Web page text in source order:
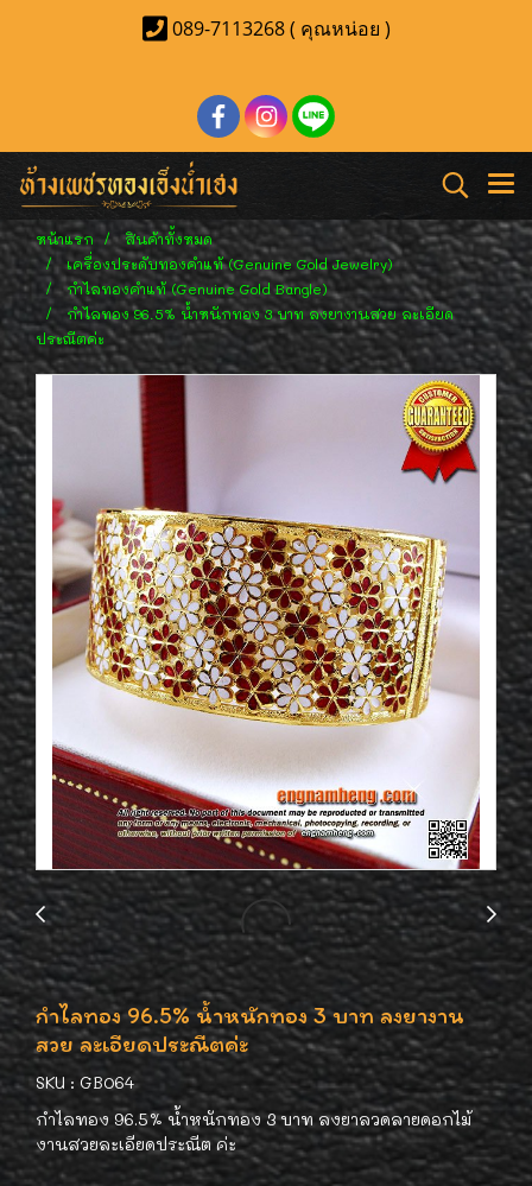
089-7113268 ( คุณหน่อย )
หน้าแรก
สินค้าทั้งหมด
เครื่องประดับทองคำแท้ (Genuine Gold Jewelry)
กำไลทองคำแท้ (Genuine Gold Bangle)
กำไลทอง 96.5% น้ำหนักทอง 3 บาท ลงยางานสวย ละเอียด
ประณีตค่ะ
กำไลทอง 96.5% น้ำหนักทอง 3 บาท ลงยางาน
สวย ละเอียดประณีตค่ะ
SKU : GB064
กำไลทอง 96.5% น้ำหนักทอง 3 บาท ลงยาลวดลายดอกไม้
งานสวยละเอียดประณีต ค่ะ